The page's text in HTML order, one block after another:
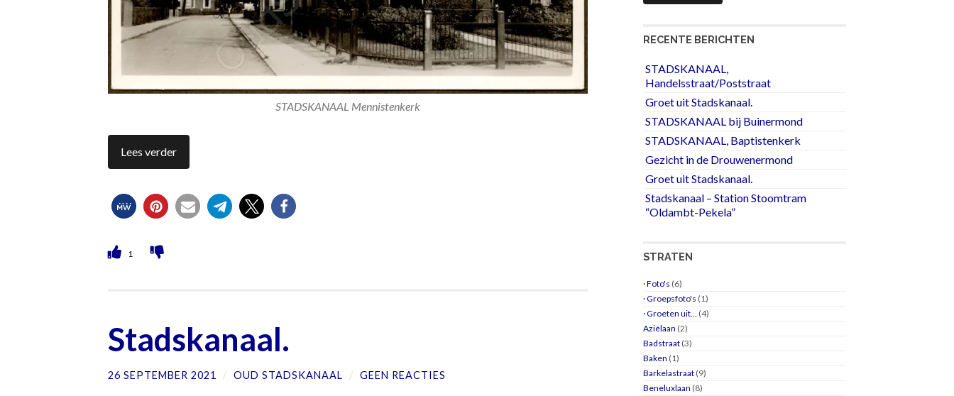
STADSKANAAL Mennistenkerk
Lees verder
1
Stadskanaal.
26 SEPTEMBER 2021 / OUD STADSKANAAL / GEEN REACTIES
RECENTE BERICHTEN
STADSKANAAL,
Handelsstraat/Poststraat
Groet uit Stadskanaal.
STADSKANAAL bij Buinermond
STADSKANAAL, Baptistenkerk
Gezicht in de Drouwenermond
Groet uit Stadskanaal.
Stadskanaal – Station Stoomtram
“Oldambt-Pekela”
STRATEN
· Foto's (6)
· Groepsfoto's (1)
· Groeten uit… (4)
Aziëlaan (2)
Badstraat (3)
Baken (1)
Barkelastraat (9)
Beneluxlaan (8)